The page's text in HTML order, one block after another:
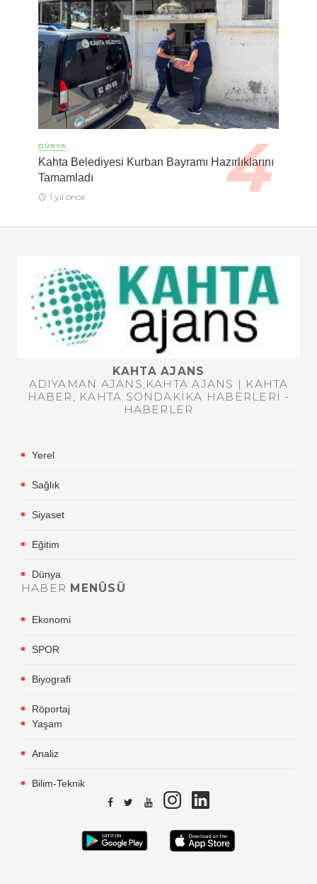
DÜNYA
Kahta Belediyesi Kurban Bayramı Hazırlıklarını
Tamamladı
1 yıl önce
KAHTA AJANS
ADIYAMAN AJANS,KAHTA AJANS | KAHTA
HABER, KAHTA SONDAKIKA HABERLERI -
HABERLER
Yerel
Sağlık
Siyaset
Eğitim
Dünya
HABER MENÜSÜ
Ekonomi
SPOR
Biyografi
Röportaj
Yaşam
Analiz
Bilim-Teknik